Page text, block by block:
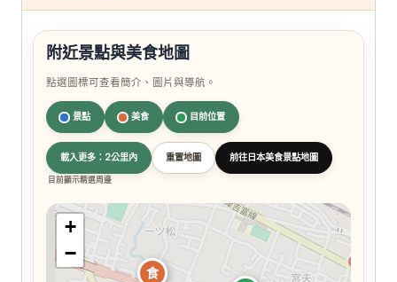
附近景點與美食地圖
點選圖標可查看簡介、圖片與導航。
景點 美食 目前位置
載入更多：2公里內 重置地圖 前往日本美食景點地圖
目前顯示精選周邊
食
+
−